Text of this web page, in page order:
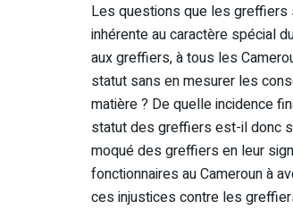
Les questions que les greffiers
inhérente au caractère spécial
aux greffiers, à tous les
statut sans en mesurer les
matière ? De quelle incidence
statut des greffiers est-il donc
moqué des greffiers en leur
fonctionnaires au Cameroun à
ces injustices contre les